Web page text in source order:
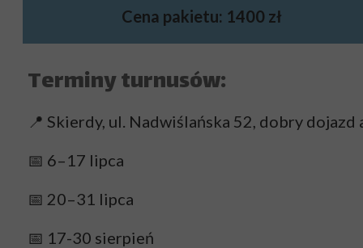
Cena pakietu: 1400 zł
Terminy turnusów:
📍 Skierdy, ul. Nadwiślańska 52, dobry
📅 6–17 lipca
📅 20–31 lipca
📅 17-30 sierpień